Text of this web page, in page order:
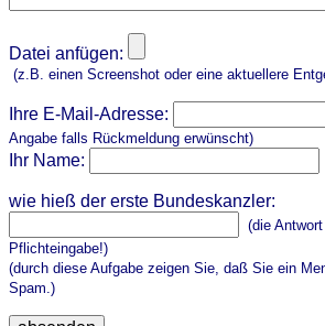
Datei anfügen:
(z.B. einen Screenshot oder eine aktuellere
Ihre E-Mail-Adresse:
Angabe falls Rückmeldung erwünscht)
Ihr Name:
wie hieß der erste Bundeskanzler:
(die
Pflichteingabe!)
(durch diese Aufgabe zeigen Sie, daß Sie ein
Spam.)